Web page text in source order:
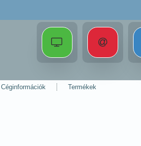
Céginformációk Termékek